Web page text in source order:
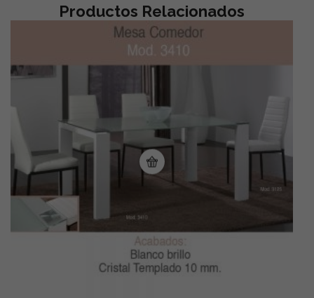
Productos Relacionados